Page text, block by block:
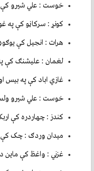
خوست : علي شيرو کې د
کونړ : سرکاڼو کې په غونډ او
هرات : انجیل کې
لغمان : عليشنګ کې په
غازي اباد کې په بيس او ګزمه
خوست : علي شيرو
کندز : چهاردره کې
ميدان وردګ : چک کې ۲ عسکرو ژوند له لاسه ورکړ
غزني : واغظ کې ماين د ۲ عسکرو ژوند واخيست